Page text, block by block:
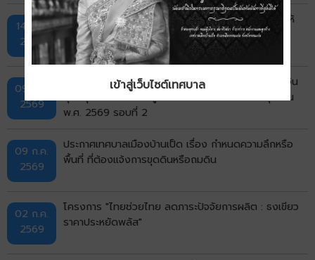
14 ก.ค.
2569
ประกาศเทศบาลเมืองบ้านเป็ด เรื่อง รายชื่อผู้ได้รับการให้
ความช่วยเหลือนักเรียน ประจำปีงบประมาณ พ.ศ.2569
09 ก.ค.
2569
ประกาศเทศบาลเมืองบ้านเป็ด เรื่อง รายชื่อผู้มีสิทธิรับเงิน
อุดหนุนเพื่อการเลี้ยงดูเด็กแรกเกิด ประจำเดือนมิถุนายน
พ.ศ. 2569 รอบที่ 2
09 ก.ค.
2569
ประกาศเทศบาลเมืองบ้านเป็ด เรื่อง กำหนดความลึกหรือ
พื้นที่ ที่ต้องแจ้งการขุดดินหรือถมดิน
02 ก.ค.
2569
โครงการ "ไทยช่วยไทย ลดภาระปัจจัยการผลิต : ธงเขียว
ราคาประหยัดพลัส"
เข้าสู่เว็บไซต์เทศบาล